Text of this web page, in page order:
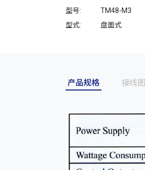
型号:
TM48-M3
型式:
盘面式
产品规格 接线图